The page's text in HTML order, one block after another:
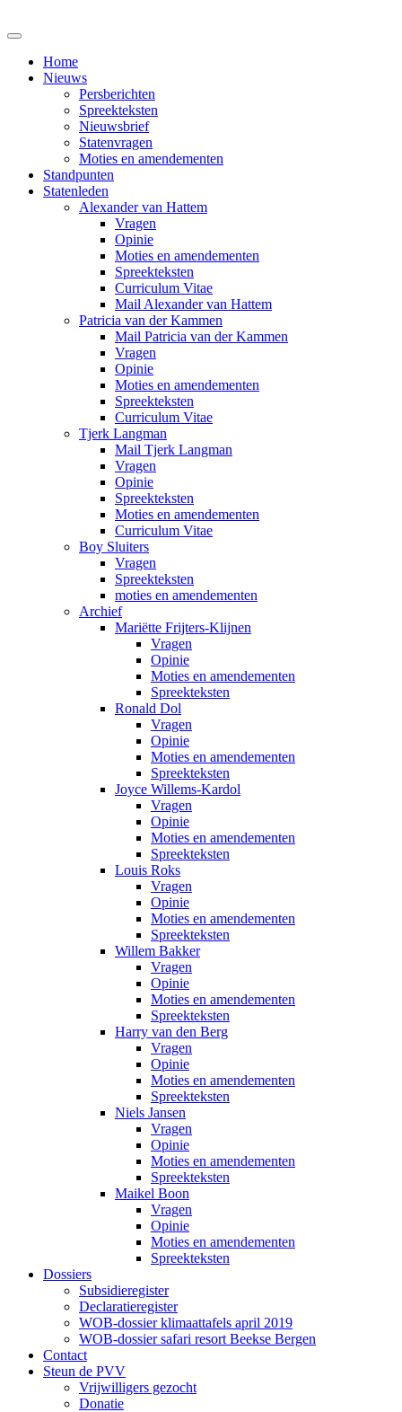
Home
Nieuws
Persberichten
Spreekteksten
Nieuwsbrief
Statenvragen
Moties en amendementen
Standpunten
Statenleden
Alexander van Hattem
Vragen
Opinie
Moties en amendementen
Spreekteksten
Curriculum Vitae
Mail Alexander van Hattem
Patricia van der Kammen
Mail Patricia van der Kammen
Vragen
Opinie
Moties en amendementen
Spreekteksten
Curriculum Vitae
Tjerk Langman
Mail Tjerk Langman
Vragen
Opinie
Spreekteksten
Moties en amendementen
Curriculum Vitae
Boy Sluiters
Vragen
Spreekteksten
moties en amendementen
Archief
Mariëtte Frijters-Klijnen
Vragen
Opinie
Moties en amendementen
Spreekteksten
Ronald Dol
Vragen
Opinie
Moties en amendementen
Spreekteksten
Joyce Willems-Kardol
Vragen
Opinie
Moties en amendementen
Spreekteksten
Louis Roks
Vragen
Opinie
Moties en amendementen
Spreekteksten
Willem Bakker
Vragen
Opinie
Moties en amendementen
Spreekteksten
Harry van den Berg
Vragen
Opinie
Moties en amendementen
Spreekteksten
Niels Jansen
Vragen
Opinie
Moties en amendementen
Spreekteksten
Maikel Boon
Vragen
Opinie
Moties en amendementen
Spreekteksten
Dossiers
Subsidieregister
Declaratieregister
WOB-dossier klimaattafels april 2019
WOB-dossier safari resort Beekse Bergen
Contact
Steun de PVV
Vrijwilligers gezocht
Donatie